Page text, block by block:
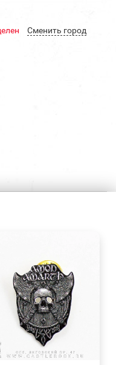
Cменить город